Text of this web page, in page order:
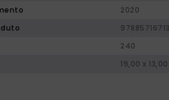
2020
240
19,00 x 13,00